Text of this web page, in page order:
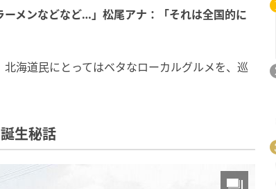
メンなどなど…」松尾アナ：「それは全国的に
海道民にとってはベタなローカルグルメを、巡
生秘話